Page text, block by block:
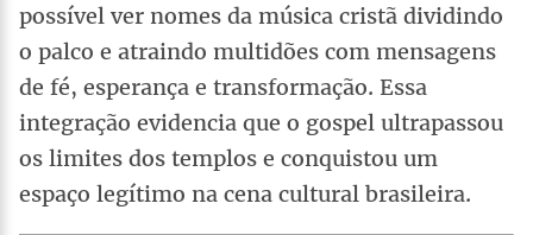
possível ver nomes da música cristã dividindo
o palco e atraindo multidões com mensagens
de fé, esperança e transformação. Essa
integração evidencia que o gospel ultrapassou
os limites dos templos e conquistou um
espaço legítimo na cena cultural brasileira.